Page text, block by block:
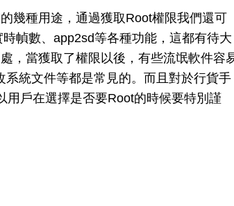
種用途，通過獲取Root權限我們還可
幀數、app2sd等各種功能，這都有待大
，當獲取了權限以後，有些流氓軟件容
統文件等都是常見的。而且對於行貨手
用戶在選擇是否要Root的時候要特別謹